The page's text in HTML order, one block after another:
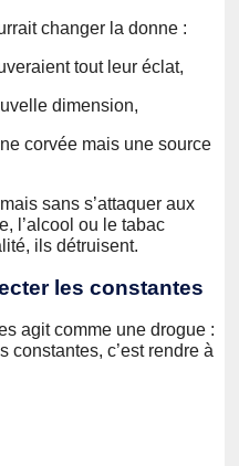
changer la donne :
tout leur éclat,
dimension,
corvée mais une source
sans s’attaquer aux
l’alcool ou le tabac
ils détruisent.
les constantes
agit comme une drogue :
constantes, c’est rendre à